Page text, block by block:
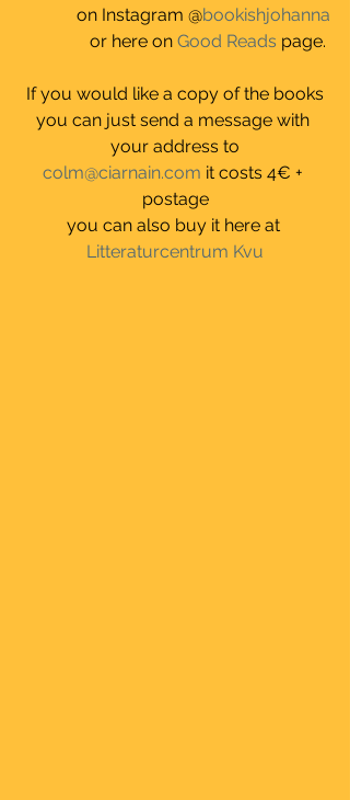
on Instagram @bookishjohanna
or here on Good Reads page.
If you would like a copy of the books
you can just send a message with
your address to
colm@ciarnain.com it costs 4€ +
postage
you can also buy it here at
Litteraturcentrum Kvu